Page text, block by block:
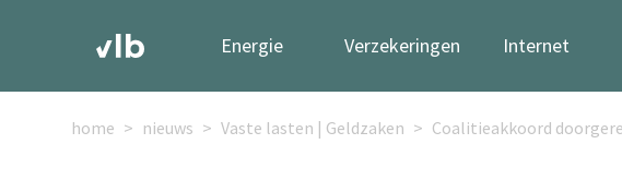
Energie Verzekeringen Internet
home nieuws Vaste lasten | Geldzaken Coalitieakkoord